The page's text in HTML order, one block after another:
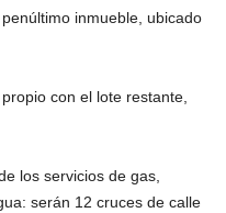
inmueble, ubicado
con el lote restante,
los servicios de gas,
serán 12 cruces de calle